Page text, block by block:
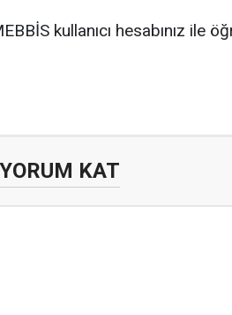
kullanıcı hesabınız ile
YORUM KAT